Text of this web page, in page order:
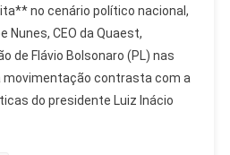
no cenário político nacional,
Nunes, CEO da Quaest,
de Flávio Bolsonaro (PL) nas
movimentação contrasta com a
do presidente Luiz Inácio